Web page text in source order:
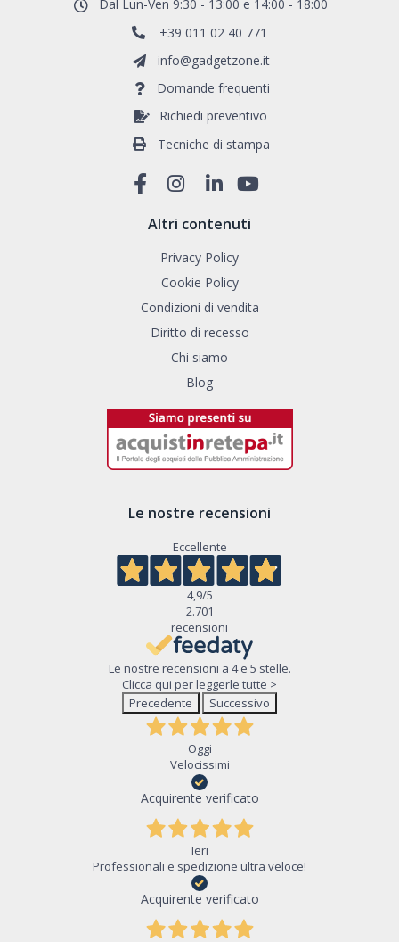
Dal Lun-Ven 9:30 - 13:00 e 14:00 - 18:00
+39 011 02 40 771
info@gadgetzone.it
Domande frequenti
Richiedi preventivo
Tecniche di stampa
Altri contenuti
Privacy Policy
Cookie Policy
Condizioni di vendita
Diritto di recesso
Chi siamo
Blog
Le nostre recensioni
Eccellente
4,9/5
2.701
recensioni
Le nostre recensioni a 4 e 5 stelle.
Clicca qui per leggerle tutte >
Precedente
Successivo
Oggi
Velocissimi
Acquirente verificato
Ieri
Professionali e spedizione ultra veloce!
Acquirente verificato